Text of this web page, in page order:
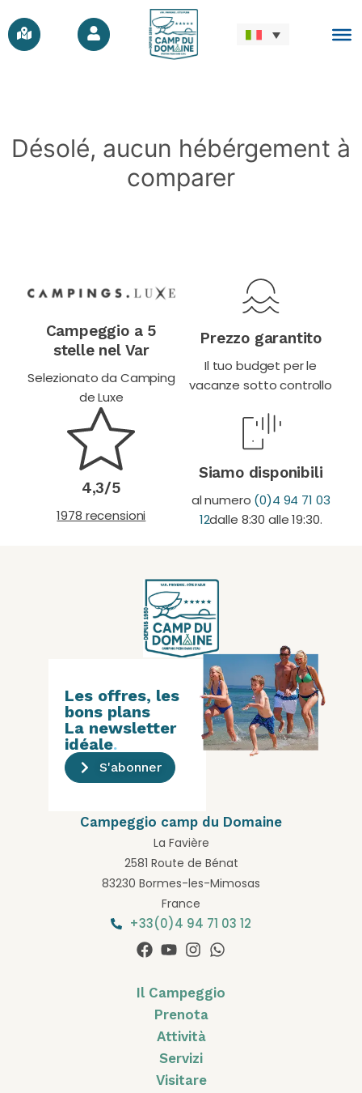
Désolé, aucun hébérgement à
comparer
Campeggio a 5
stelle nel Var
Selezionato da Camping
de Luxe
Prezzo garantito
Il tuo budget per le
vacanze sotto controllo
4,3/5
1978 recensioni
Siamo disponibili
al numero (0)4 94 71 03
12dalle 8:30 alle 19:30.
Campeggio camp du Domaine
La Favière
2581 Route de Bénat
83230 Bormes-les-Mimosas
France
+33(0)4 94 71 03 12
Les offres, les
bons plans
La newsletter
idéale.
S'abonner
Il Campeggio
Prenota
Attività
Servizi
Visitare